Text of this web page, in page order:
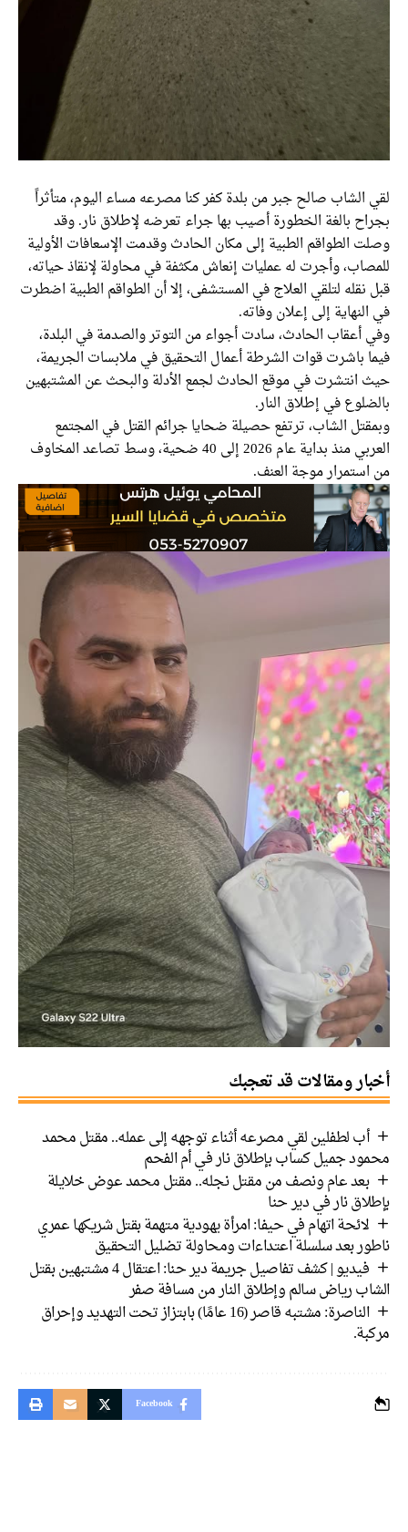
لقي الشاب صالح جبر من بلدة كفر كنا مصرعه مساء اليوم، متأثراً
بجراح بالغة الخطورة أصيب بها جراء تعرضه لإطلاق نار. وقد
وصلت الطواقم الطبية إلى مكان الحادث وقدمت الإسعافات الأولية
للمصاب، وأجرت له عمليات إنعاش مكثفة في محاولة لإنقاذ حياته،
قبل نقله لتلقي العلاج في المستشفى، إلا أن الطواقم الطبية اضطرت
في النهاية إلى إعلان وفاته.
وفي أعقاب الحادث، سادت أجواء من التوتر والصدمة في البلدة،
فيما باشرت قوات الشرطة أعمال التحقيق في ملابسات الجريمة،
حيث انتشرت في موقع الحادث لجمع الأدلة والبحث عن المشتبهين
بالضلوع في إطلاق النار.
وبمقتل الشاب، ترتفع حصيلة ضحايا جرائم القتل في المجتمع
العربي منذ بداية عام 2026 إلى 40 ضحية، وسط تصاعد المخاوف
من استمرار موجة العنف.
أخبار ومقالات قد تعجبك
أب لطفلين لقي مصرعه أثناء توجهه إلى عمله.. مقتل محمد
محمود جميل كساب بإطلاق نار في أم الفحم
بعد عام ونصف من مقتل نجله.. مقتل محمد عوض خلايلة
بإطلاق نار في دير حنا
لائحة اتهام في حيفا: امرأة يهودية متهمة بقتل شريكها عمري
ناطور بعد سلسلة اعتداءات ومحاولة تضليل التحقيق
فيديو | كشف تفاصيل جريمة دير حنا: اعتقال 4 مشتبهين بقتل
الشاب رياض سالم وإطلاق النار من مسافة صفر
الناصرة: مشتبه قاصر (16 عامًا) بابتزاز تحت التهديد وإحراق
مركبة.
Facebook